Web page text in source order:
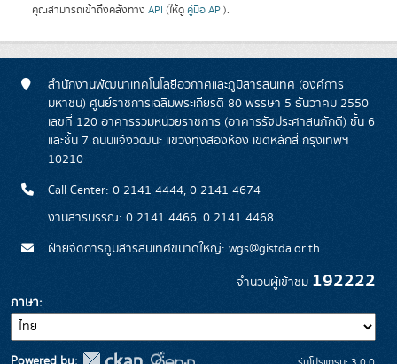
คุณสามารถเข้าถึงคลังทาง API (ให้ดู คู่มือ API).
สำนักงานพัฒนาเทคโนโลยีอวกาศและภูมิสารสนเทศ (องค์การ
มหาชน) ศูนย์ราชการเฉลิมพระเกียรติ 80 พรรษา 5 ธันวาคม 2550
เลขที่ 120 อาคารรวมหน่วยราชการ (อาคารรัฐประศาสนภักดี) ชั้น 6
และชั้น 7 ถนนแจ้งวัฒนะ แขวงทุ่งสองห้อง เขตหลักสี่ กรุงเทพฯ
10210
Call Center: 0 2141 4444, 0 2141 4674
งานสารบรรณ: 0 2141 4466, 0 2141 4468
ฝ่ายจัดการภูมิสารสนเทศขนาดใหญ่: wgs@gistda.or.th
จำนวนผู้เข้าชม 192222
ภาษา